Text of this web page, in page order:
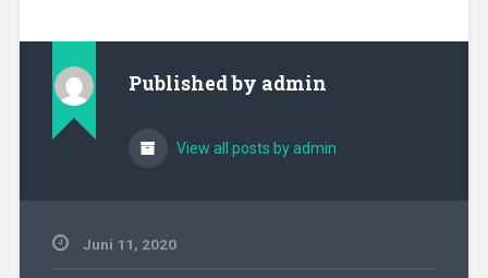
Published by admin
View all posts by admin
Juni 11, 2020